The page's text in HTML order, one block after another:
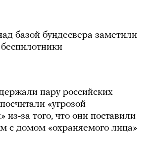
базой бундесвера заметили
пару российских
«угрозой
из-за того, что они поставили
с домом «охраняемого лица»